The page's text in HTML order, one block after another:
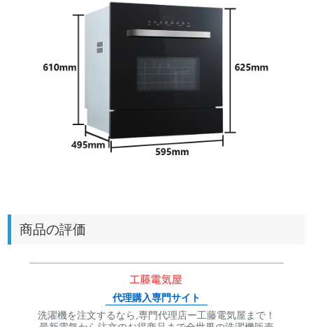
商品の評価
代理購入専門サイト
洗濯機を注文するなら,専門代理店ー工藤電気屋まで！